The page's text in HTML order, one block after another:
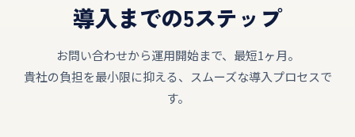
導入までの5ステップ
お問い合わせから運用開始まで、最短1ヶ月。
貴社の負担を最小限に抑える、スムーズな導入プロセスで
す。